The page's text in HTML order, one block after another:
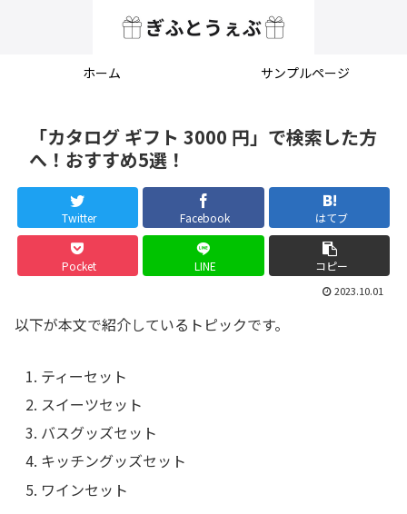
ホーム サンプルページ
「カタログ ギフト 3000 円」で検索した方
へ！おすすめ5選！
Twitter Facebook はてブ
Pocket LINE コピー
2023.10.01
以下が本文で紹介しているトピックです。
ティーセット
スイーツセット
バスグッズセット
キッチングッズセット
ワインセット